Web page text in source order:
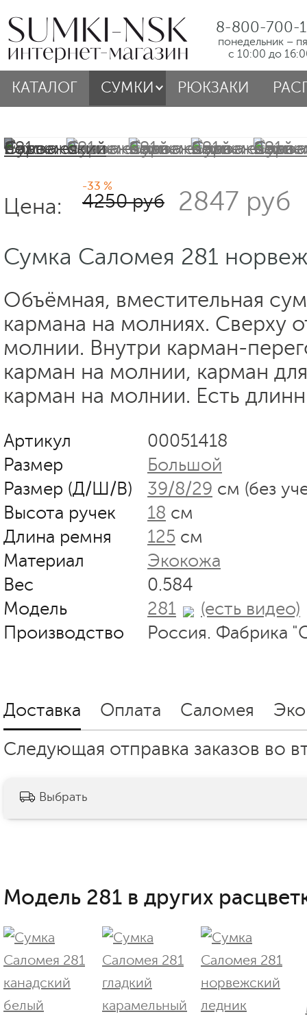
8-800-700-
понедельник –
с 10:00 до
КАТАЛОГ СУМКИ РЮКЗАКИ
Цена:
-33 %
4250 руб 2847 руб
Сумка Саломея 281
Объёмная, вместительная
кармана на молниях. Сверху
молнии. Внутри карман-
карман на молнии, карман
карман на молнии. Есть
Артикул
00051418
Размер
Большой
Размер (Д/Ш/В)
39/8/29 см (без
Высота ручек
18 см
Длина ремня
125 см
Материал
Экокожа
Вес
0.584
Модель
281
(есть видео)
Производство
Россия. Фабрика
Доставка Оплата Саломея
Следующая отправка заказов во
Выбрать
Модель 281 в других